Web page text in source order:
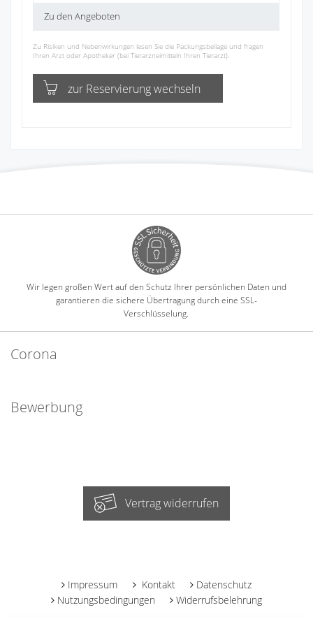
Zu den Angeboten
Zu Risiken und Nebenwirkungen lesen Sie die Packungsbeilage und fragen
Ihren Arzt oder Apotheker (bei Tierarzneimitteln Ihren Tierarzt).
zur Reservierung wechseln
Wir legen großen Wert auf den Schutz Ihrer persönlichen Daten und
garantieren die sichere Übertragung durch eine SSL-
Verschlüsselung.
Corona
Bewerbung
Vertrag widerrufen
Impressum Kontakt
Datenschutz
Nutzungsbedingungen
Widerrufsbelehrung